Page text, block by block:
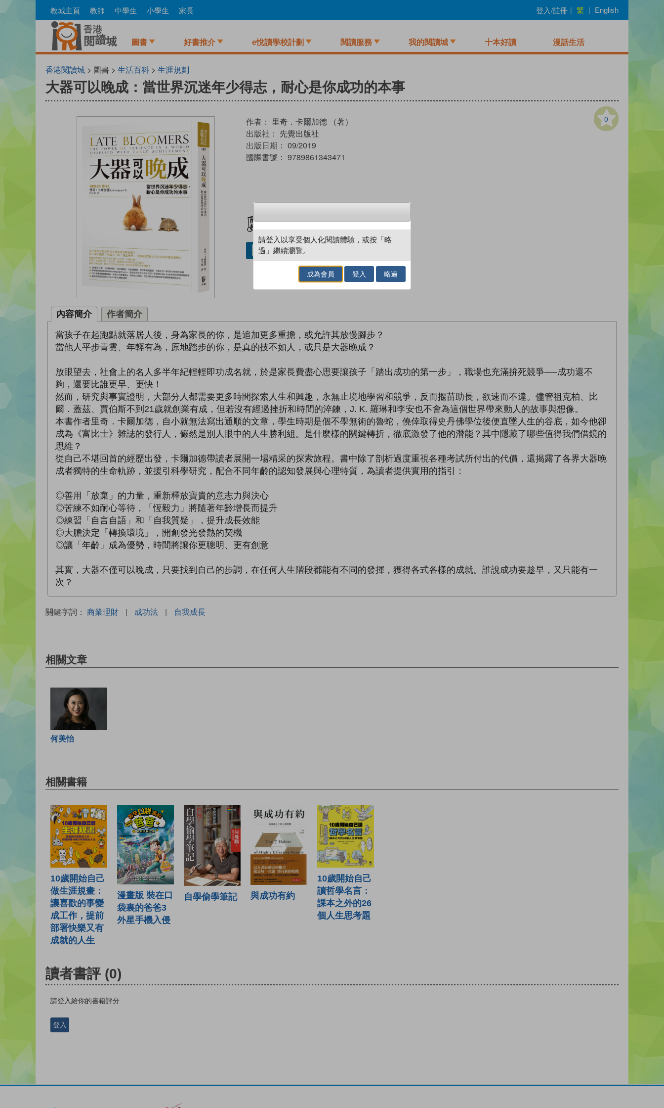
to
教城主頁 教師 中學生 小學生 家長 登入/註冊 | 繁 | English
圖書 好書推介 e悅讀學校計劃 閱讀服務 我的閱讀城 十本好讀 漫話生活
香港閱讀城 > 圖書 > 生活百科 > 生涯規劃
大器可以晚成：當世界沉迷年少得志，耐心是你成功的本事
0
作者： 里奇．卡爾加德 （著）
出版社： 先覺出版社
出版日期： 09/2019
國際書號： 9789861343471
借閱實體書
內容簡介 作者簡介
當孩子在起跑點就落居人後，身為家長的你，是追加更多重擔，或允許其放慢腳步？
當他人平步青雲、年輕有為，原地踏步的你，是真的技不如人，或只是大器晚成？
放眼望去，社會上的名人多半年紀輕輕即功成名就，於是家長費盡心思要讓孩子「踏出成功的第一步」，職場也充滿拚死競爭──成功還不
夠，還要比誰更早、更快！
然而，研究與事實證明，大部分人都需要更多時間探索人生和興趣，永無止境地學習和競爭，反而揠苗助長，欲速而不達。儘管祖克柏、比
爾．蓋茲、賈伯斯不到21歲就創業有成，但若沒有經過挫折和時間的淬鍊，J. K. 羅琳和李安也不會為這個世界帶來動人的故事與想像。
本書作者里奇．卡爾加德，自小就無法寫出通順的文章，學生時期是個不學無術的魯蛇，僥倖取得史丹佛學位後便直墜人生的谷底，如今他卻
成為《富比士》雜誌的發行人，儼然是別人眼中的人生勝利組。是什麼樣的關鍵轉折，徹底激發了他的潛能？其中隱藏了哪些值得我們借鏡的
思維？
從自己不堪回首的經歷出發，卡爾加德帶讀者展開一場精采的探索旅程。書中除了剖析過度重視各種考試所付出的代價，還揭露了各界大器晚
成者獨特的生命軌跡，並援引科學研究，配合不同年齡的認知發展與心理特質，為讀者提供實用的指引：
◎善用「放棄」的力量，重新釋放寶貴的意志力與決心
◎苦練不如耐心等待，「恆毅力」將隨著年齡增長而提升
◎練習「自言自語」和「自我質疑」，提升成長效能
◎大膽決定「轉換環境」，開創發光發熱的契機
◎讓「年齡」成為優勢，時間將讓你更聰明、更有創意
其實，大器不僅可以晚成，只要找到自己的步調，在任何人生階段都能有不同的發揮，獲得各式各樣的成就。誰說成功要趁早，又只能有一
次？
關鍵字詞： 商業理財 | 成功法 | 自我成長
相關文章
何美怡
相關書籍
10歲開始自己
做生涯規畫：
讓喜歡的事變
成工作，提前
部署快樂又有
成就的人生
漫畫版 裝在口
袋裏的爸爸3
外星手機入侵
自學偷學筆記 與成功有約
10歲開始自己
讀哲學名言：
課本之外的26
個人生思考題
讀者書評 (0)
請登入給你的書籍評分
登入
請登入以享受個人化閱讀體驗，或按「略
過」繼續瀏覽。
成為會員 登入 略過